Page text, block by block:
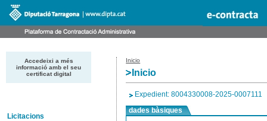
Accedeixi a més
informació amb el seu
certificat digital
Licitacions
Inicio
Inicio
Expedient: 8004330008-2025-0007111
dades bàsiques